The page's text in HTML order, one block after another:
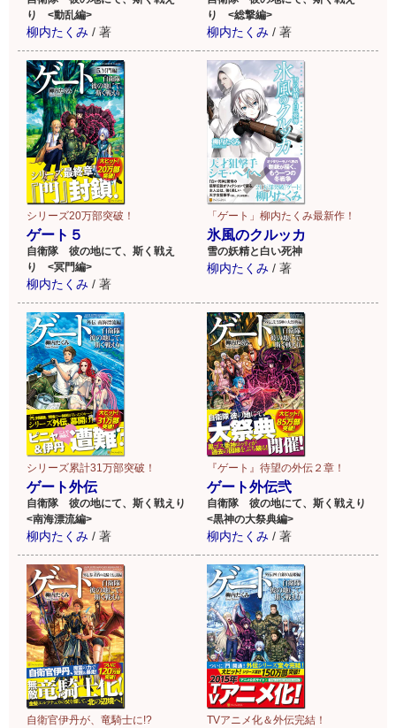
り <動乱編>
柳内たくみ / 著
り <総撃編>
柳内たくみ / 著
シリーズ20万部突破！
ゲート５
自衛隊 彼の地にて、斯く戦え
り <冥門編>
柳内たくみ / 著
「ゲート」柳内たくみ最新作！
氷風のクルッカ
雪の妖精と白い死神
柳内たくみ / 著
シリーズ累計31万部突破！
ゲート外伝
自衛隊 彼の地にて、斯く戦えり
<南海漂流編>
柳内たくみ / 著
『ゲート』待望の外伝２章！
ゲート外伝弐
自衛隊 彼の地にて、斯く戦えり
<黒神の大祭典編>
柳内たくみ / 著
自衛官伊丹が、竜騎士に!? TVアニメ化＆外伝完結！